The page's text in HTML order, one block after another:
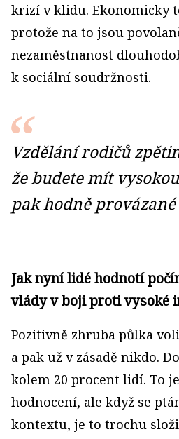
krizí v klidu. Ekonomicky
protože na to jsou
nezaměstnanost
k sociální soudržnosti.
Vzdělání rodičů
že budete mít
pak hodně
Jak nyní lidé hodnotí
vlády v boji proti vysoké
Pozitivně zhruba půlka
a pak už v zásadě nikdo.
kolem 20 procent lidí. To
hodnocení, ale když se
kontextu, je to trochu